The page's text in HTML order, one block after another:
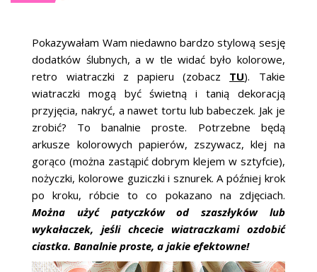
ŚLUBNE STYLE
MAGAZYNY
ARCHIWUM
Pokazywałam Wam niedawno bardzo stylową sesję
dodatków ślubnych, a w tle widać było kolorowe,
retro wiatraczki z papieru (zobacz TU). Takie
wiatraczki mogą być świetną i tanią dekoracją
przyjęcia, nakryć, a nawet tortu lub babeczek. Jak je
zrobić? To banalnie proste. Potrzebne będą
arkusze kolorowych papierów, zszywacz, klej na
gorąco (można zastąpić dobrym klejem w sztyfcie),
nożyczki, kolorowe guziczki i sznurek. A później krok
po kroku, róbcie to co pokazano na zdjęciach.
Można użyć patyczków od szaszłyków lub
wykałaczek, jeśli chcecie wiatraczkami ozdobić
ciastka. Banalnie proste, a jakie efektowne!